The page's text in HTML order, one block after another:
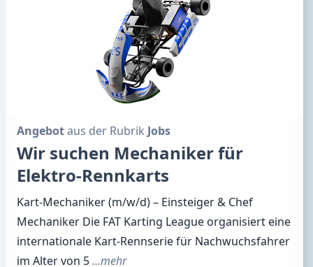
Angebotaus der Rubrik Jobs
Wir suchen Mechaniker für
Elektro-Rennkarts
Kart-Mechaniker (m/w/d) – Einsteiger & Chef
Mechaniker Die FAT Karting League organisiert eine
internationale Kart-Rennserie für Nachwuchsfahrer
im Alter von 5…mehr